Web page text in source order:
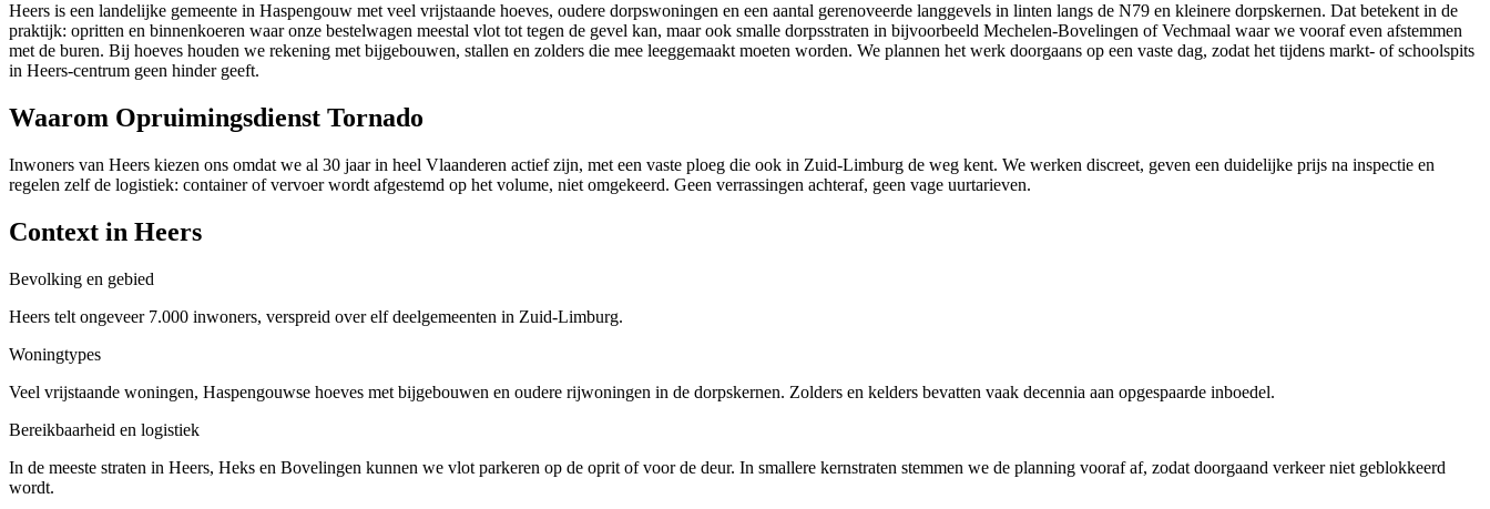
Heers is een landelijke gemeente in Haspengouw met veel vrijstaande hoeves, oudere dorpswoningen en een aantal gerenoveerde langgevels in linten langs de N79 en kleinere dorpskernen. Dat betekent in de
praktijk: opritten en binnenkoeren waar onze bestelwagen meestal vlot tot tegen de gevel kan, maar ook smalle dorpsstraten in bijvoorbeeld Mechelen-Bovelingen of Vechmaal waar we vooraf even afstemmen
met de buren. Bij hoeves houden we rekening met bijgebouwen, stallen en zolders die mee leeggemaakt moeten worden. We plannen het werk doorgaans op een vaste dag, zodat het tijdens markt- of schoolspits
in Heers-centrum geen hinder geeft.
Waarom Opruimingsdienst Tornado
Inwoners van Heers kiezen ons omdat we al 30 jaar in heel Vlaanderen actief zijn, met een vaste ploeg die ook in Zuid-Limburg de weg kent. We werken discreet, geven een duidelijke prijs na inspectie en
regelen zelf de logistiek: container of vervoer wordt afgestemd op het volume, niet omgekeerd. Geen verrassingen achteraf, geen vage uurtarieven.
Context in Heers
Bevolking en gebied
Heers telt ongeveer 7.000 inwoners, verspreid over elf deelgemeenten in Zuid-Limburg.
Woningtypes
Veel vrijstaande woningen, Haspengouwse hoeves met bijgebouwen en oudere rijwoningen in de dorpskernen. Zolders en kelders bevatten vaak decennia aan opgespaarde inboedel.
Bereikbaarheid en logistiek
In de meeste straten in Heers, Heks en Bovelingen kunnen we vlot parkeren op de oprit of voor de deur. In smallere kernstraten stemmen we de planning vooraf af, zodat doorgaand verkeer niet geblokkeerd
wordt.